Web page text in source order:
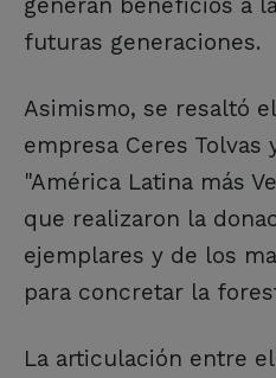
generan beneficios a
futuras generaciones.
Asimismo, se resaltó
empresa Ceres Tolvas
"América Latina más
que realizaron la
ejemplares y de los
para concretar la
La articulación entre